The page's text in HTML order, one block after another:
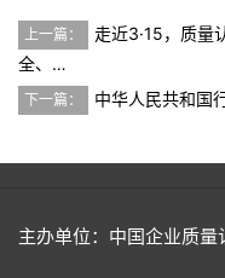
上一篇：
走近3·15，质
全、…
下一篇： 中华人民共和国
主办单位：中国企业质